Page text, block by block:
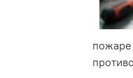
пожаре